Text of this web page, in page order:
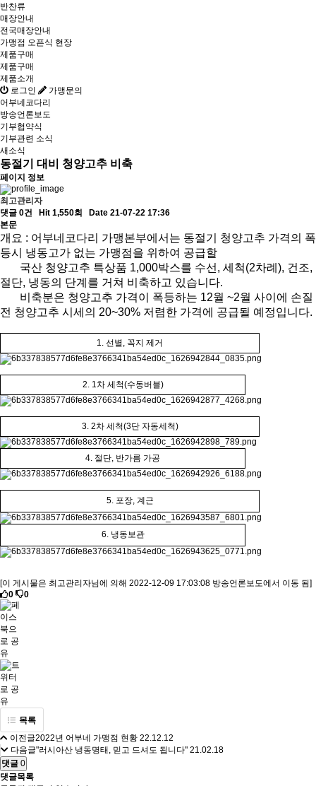
반찬류
매장안내
전국매장안내
가맹점 오픈식 현장
제품구매
제품구매
제품소개
로그인
가맹문의
어부네코다리
방송언론보도
기부협약식
기부관련 소식
새소식
동절기 대비 청양고추 비축
페이지 정보
최고관리자
댓글 0건
Hit 1,550회
Date 21-07-22 17:36
본문
개요 : 어부네코다리 가맹본부에서는 동절기 청양고추 가격의 폭
등시 냉동고가 없는 가맹점을 위하여 공급할
국산 청양고추 특상품 1,000박스를 수선, 세척(2차례), 건조,
절단, 냉동의 단계를 거쳐 비축하고 있습니다.
비축분은 청양고추 가격이 폭등하는 12월 ~2월 사이에 손질
전 청양고추 시세의 20~30% 저렴한 가격에 공급될 예정입니다.
1. 선별, 꼭지 제거
2. 1차 세척(수동버블)
3. 2차 세척(3단 자동세척)
4. 절단, 반가름 가공
5. 포장, 계근
6. 냉동보관
[이 게시물은 최고관리자님에 의해 2022-12-09 17:03:08 방송언론보도에서 이동 됨]
0
0
목록
이전글2022년 어부네 가맹점 현황 22.12.12
다음글"러시아산 냉동명태, 믿고 드셔도 됩니다" 21.02.18
댓글 0
댓글목록